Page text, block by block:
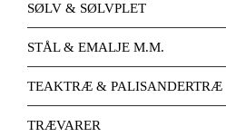
SØLV & SØLVPLET
STÅL & EMALJE M.M.
TEAKTRÆ & PALISANDERTRÆ
TRÆVARER